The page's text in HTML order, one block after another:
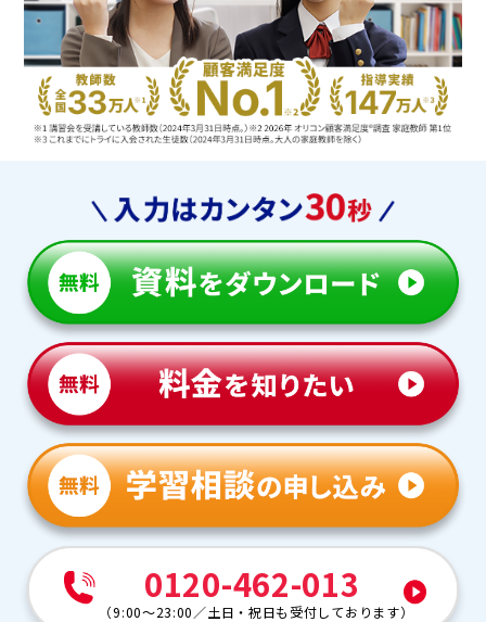
0120-462-013
（9:00～23:00／土日・祝日も受付しております）